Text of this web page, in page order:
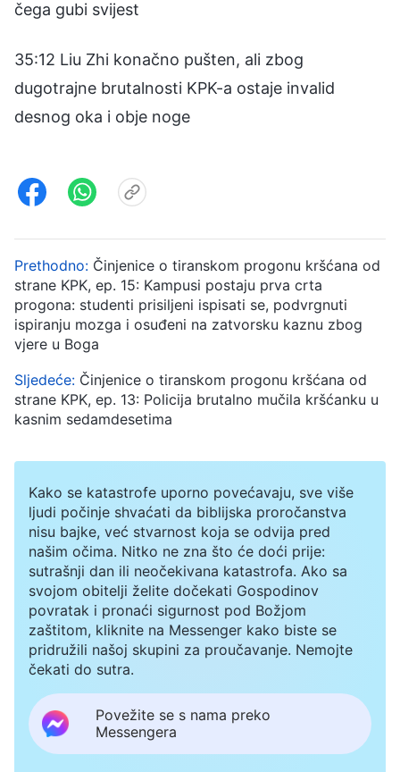
čega gubi svijest
35:12 Liu Zhi konačno pušten, ali zbog
dugotrajne brutalnosti KPK-a ostaje invalid
desnog oka i obje noge
Prethodno: Činjenice o tiranskom progonu kršćana od
strane KPK, ep. 15: Kampusi postaju prva crta
progona: studenti prisiljeni ispisati se, podvrgnuti
ispiranju mozga i osuđeni na zatvorsku kaznu zbog
vjere u Boga
Sljedeće: Činjenice o tiranskom progonu kršćana od
strane KPK, ep. 13: Policija brutalno mučila kršćanku u
kasnim sedamdesetima
Kako se katastrofe uporno povećavaju, sve više
ljudi počinje shvaćati da biblijska proročanstva
nisu bajke, već stvarnost koja se odvija pred
našim očima. Nitko ne zna što će doći prije:
sutrašnji dan ili neočekivana katastrofa. Ako sa
svojom obitelji želite dočekati Gospodinov
povratak i pronaći sigurnost pod Božjom
zaštitom, kliknite na Messenger kako biste se
pridružili našoj skupini za proučavanje. Nemojte
čekati do sutra.
Povežite se s nama preko
Messengera